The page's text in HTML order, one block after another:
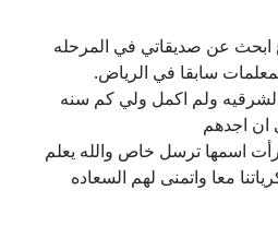
عن صديقاتي في المرحله
سابقا في الرياض.
ولم اكمل ولي كم سنه
ان اجدهم
اسمها ترسل خاص والله يعلم
معا واتمنى لهم السعاده